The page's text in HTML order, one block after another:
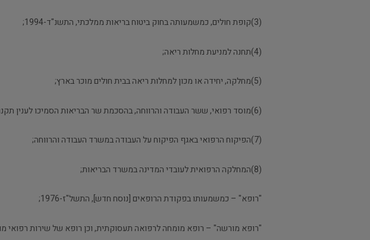
(3)קופת חולים, כמשמעותה בחוק ביטוח בריאות ממלכתי, התשנ"ד-1994;
(4)תחנה למניעת מחלות ריאה;
(5)מחלקה, יחידה או מכון למחלות ריאה בבית חולים מוכר בארץ;
(6)מוסד רפואי, ששר העבודה והרווחה, בהסכמת שר הבריאות הסמיכו לענין תקנות אלה;
(7)הפיקוח הרפואי באגף הפיקוח על העבודה במשרד העבודה והרווחה;
(8)המחלקה הרפואית לעובדי המדינה במשרד הבריאות;
"רופא" – כמשמעותו בפקודת הרופאים [נוסח חדש], התשל"ז-1976;
"רופא מורשה" – רופא מומחה לרפואה תעסוקתית, וכן רופא של שירות רפואי